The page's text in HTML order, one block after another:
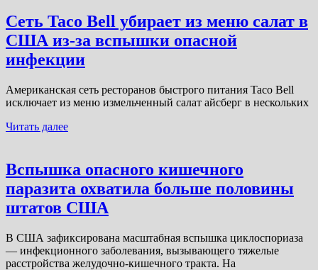
Сеть Taco Bell убирает из меню салат в
США из-за вспышки опасной
инфекции
Американская сеть ресторанов быстрого питания Taco Bell
исключает из меню измельченный салат айсберг в нескольких
Читать далее
Вспышка опасного кишечного
паразита охватила больше половины
штатов США
В США зафиксирована масштабная вспышка циклоспориаза
— инфекционного заболевания, вызывающего тяжелые
расстройства желудочно-кишечного тракта. На